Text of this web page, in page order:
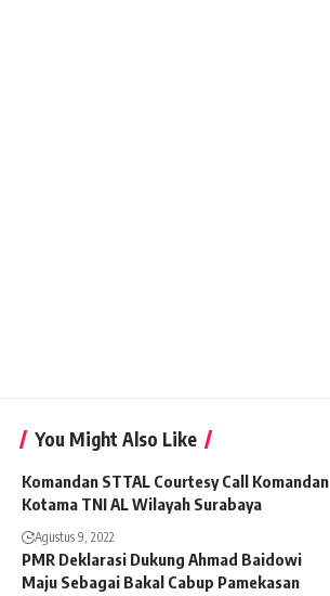
You Might Also Like
Komandan STTAL Courtesy Call Komandan
Kotama TNI AL Wilayah Surabaya
Agustus 9, 2022
PMR Deklarasi Dukung Ahmad Baidowi
Maju Sebagai Bakal Cabup Pamekasan